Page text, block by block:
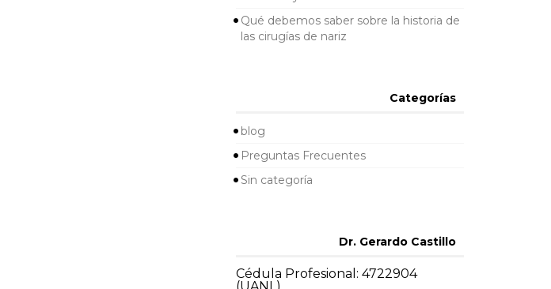
Qué debemos saber sobre la historia de
las cirugías de nariz
Categorías
blog
Preguntas Frecuentes
Sin categoría
Dr. Gerardo Castillo
Cédula Profesional: 4722904
(UANL)